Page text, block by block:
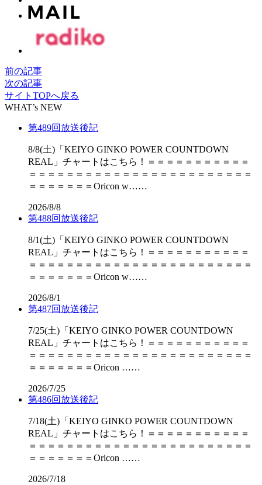
前の記事
次の記事
サイトTOPへ戻る
WHAT’s NEW
第489回放送後記
8/8(土)「KEIYO GINKO POWER COUNTDOWN
REAL」チャートはこちら！＝＝＝＝＝＝＝＝＝＝＝
＝＝＝＝＝＝＝＝＝＝＝＝＝＝＝＝＝＝＝＝＝＝＝＝
＝＝＝＝＝＝＝Oricon w……
2026/8/8
第488回放送後記
8/1(土)「KEIYO GINKO POWER COUNTDOWN
REAL」チャートはこちら！＝＝＝＝＝＝＝＝＝＝＝
＝＝＝＝＝＝＝＝＝＝＝＝＝＝＝＝＝＝＝＝＝＝＝＝
＝＝＝＝＝＝＝Oricon w……
2026/8/1
第487回放送後記
7/25(土)「KEIYO GINKO POWER COUNTDOWN
REAL」チャートはこちら！＝＝＝＝＝＝＝＝＝＝＝
＝＝＝＝＝＝＝＝＝＝＝＝＝＝＝＝＝＝＝＝＝＝＝＝
＝＝＝＝＝＝＝Oricon ……
2026/7/25
第486回放送後記
7/18(土)「KEIYO GINKO POWER COUNTDOWN
REAL」チャートはこちら！＝＝＝＝＝＝＝＝＝＝＝
＝＝＝＝＝＝＝＝＝＝＝＝＝＝＝＝＝＝＝＝＝＝＝＝
＝＝＝＝＝＝＝Oricon ……
2026/7/18